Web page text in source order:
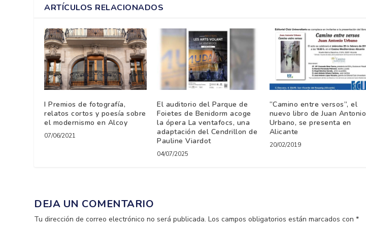
ARTÍCULOS RELACIONADOS
I Premios de fotografía,
relatos cortos y poesía sobre
el modernismo en Alcoy
07/06/2021
El auditorio del Parque de
Foietes de Benidorm acoge
la ópera La ventafocs, una
adaptación del Cendrillon de
Pauline Viardot
04/07/2025
“Camino entre versos”, el
nuevo libro de Juan Antonio
Urbano, se presenta en
Alicante
20/02/2019
DEJA UN COMENTARIO
Tu dirección de correo electrónico no será publicada. Los campos obligatorios están marcados con*